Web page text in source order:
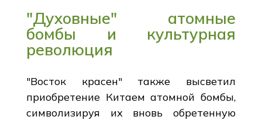
"Духовные" атомные
бомбы и культурная
революция
"Восток красен" также высветил
приобретение Китаем атомной бомбы,
символизируя их вновь обретенную